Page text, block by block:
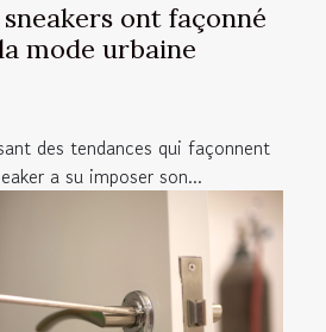
ont façonné
mode urbaine
des tendances qui façonnent
a su imposer son...